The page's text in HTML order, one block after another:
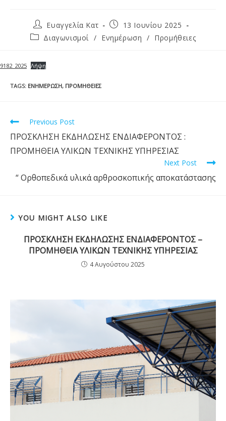
Ευαγγελία Κατ
13 Ιουνίου 2025
Διαγωνισμοί / Ενημέρωση / Προμήθειες
9182_2025 Λήψη
TAGS: ΕΝΗΜΈΡΩΣΗ, ΠΡΟΜΉΘΕΙΕΣ
Previous Post
ΠΡΟΣΚΛΗΣΗ ΕΚΔΗΛΩΣΗΣ ΕΝΔΙΑΦΕΡΟΝΤΟΣ :
ΠΡΟΜΗΘΕΙΑ ΥΛΙΚΩΝ ΤΕΧΝΙΚΗΣ ΥΠΗΡΕΣΙΑΣ
Next Post
“ Ορθοπεδικά υλικά αρθροσκοπικής αποκατάστασης
YOU MIGHT ALSO LIKE
ΠΡΟΣΚΛΗΣΗ ΕΚΔΗΛΩΣΗΣ ΕΝΔΙΑΦΕΡΟΝΤΟΣ –
ΠΡΟΜΗΘΕΙΑ ΥΛΙΚΩΝ ΤΕΧΝΙΚΗΣ ΥΠΗΡΕΣΙΑΣ
4 Αυγούστου 2025